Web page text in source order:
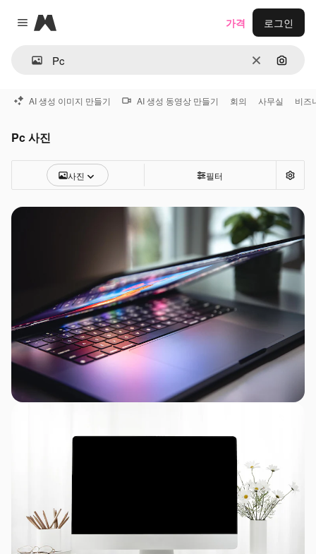
Close menu
Magnific
지우기이미지
가격 로그인
AI 생성 이미지 만들기 AI 생성 동영상 만들기 회의 사무실 비즈
Pc 사진
사진 필터